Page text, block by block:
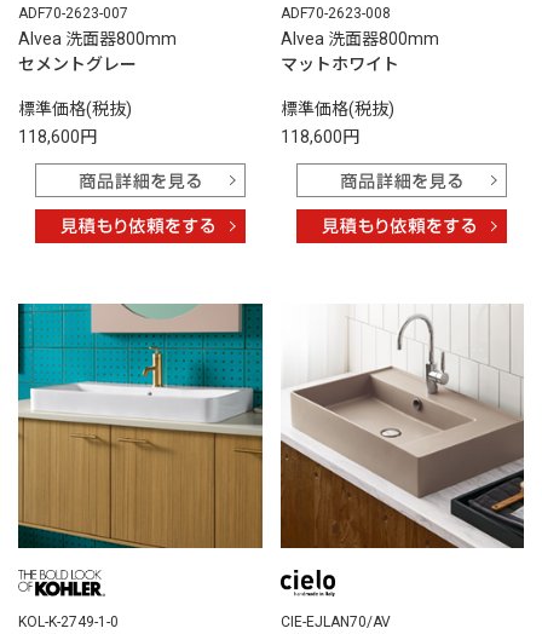
ADF70-2623-007
Alvea 洗面器800mm
セメントグレー
標準価格(税抜)
118,600円
ADF70-2623-008
Alvea 洗面器800mm
マットホワイト
標準価格(税抜)
118,600円
KOL-K-2749-1-0 CIE-EJLAN70/AV